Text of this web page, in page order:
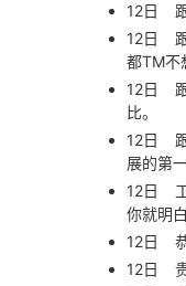
12日
12日
都TM不
12日
比。
12日
展的第
12日
你就明白
12日
12日